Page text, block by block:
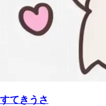
すてきうさ